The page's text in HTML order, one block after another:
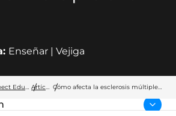
Enseñar | Vejiga
Wellspect Education Artículos Cómo afecta la esclerosis múltiple